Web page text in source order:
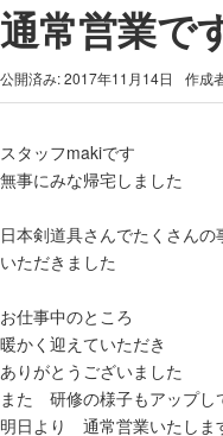
通常営業で
公開済み: 2017年11月14日 作成
スタッフmakiです
無事にみな帰宅しました
日本剣道具さんでたくさんの
いただきました
お仕事中のところ
暖かく迎えていただき
ありがとうございました
また 研修の様子もアップし
明日より 通常営業いたしま